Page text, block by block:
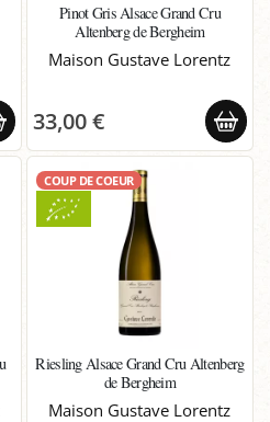
Pinot Gris Alsace Grand Cru
Altenberg de Bergheim
Maison Gustave Lorentz
33,00 €
COUP DE COEUR
Riesling Alsace Grand Cru Altenberg
de Bergheim
Maison Gustave Lorentz